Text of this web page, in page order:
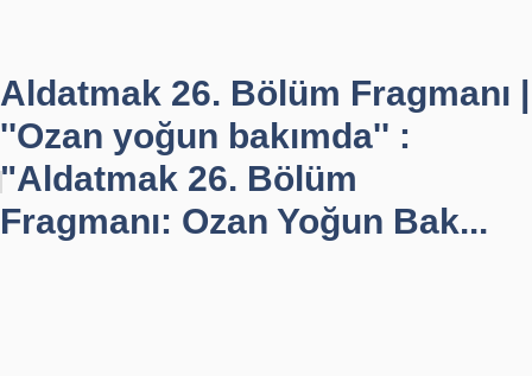
Aldatmak 26. Bölüm Fragmanı |
''Ozan yoğun bakımda'' :
"Aldatmak 26. Bölüm
Fragmanı: Ozan Yoğun Bak...